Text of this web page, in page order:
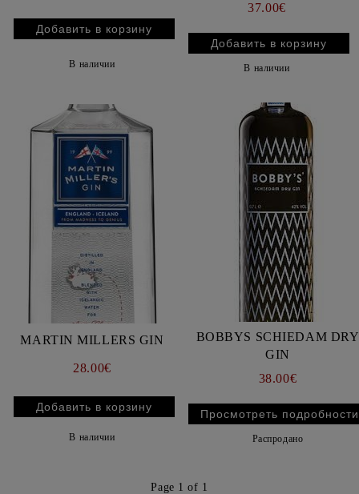
В наличии
37.00€
В наличии
MARTIN MILLERS GIN
28.00€
В наличии
BOBBYS SCHIEDAM DRY
GIN
38.00€
Просмотреть подробности
Распродано
Page 1 of 1